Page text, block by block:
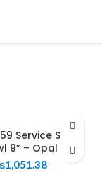
Service Soup
9” – Opal
1,051.38